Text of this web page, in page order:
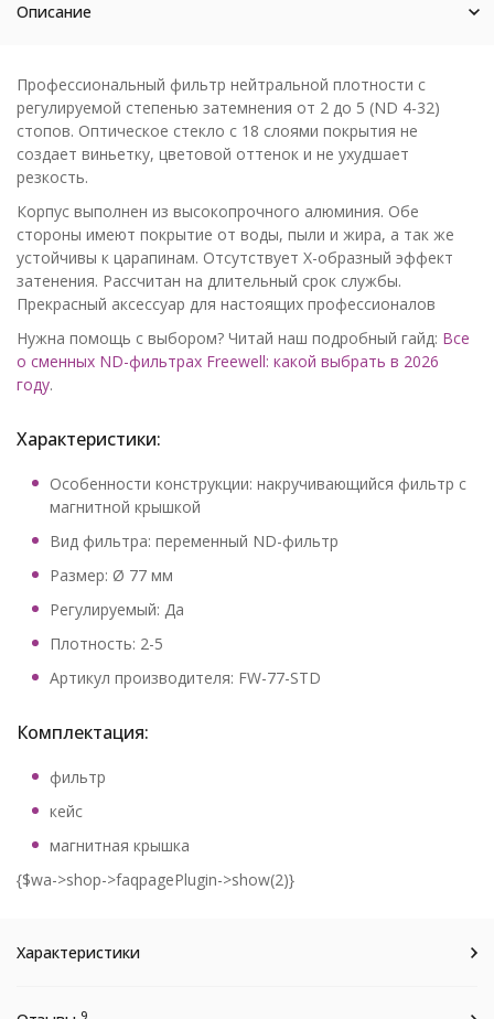
Описание
Профессиональный фильтр нейтральной плотности с
регулируемой степенью затемнения от 2 до 5 (ND 4-32)
стопов. Оптическое стекло с 18 слоями покрытия не
создает виньетку, цветовой оттенок и не ухудшает
резкость.
Корпус выполнен из высокопрочного алюминия. Обе
стороны имеют покрытие от воды, пыли и жира, а так же
устойчивы к царапинам. Отсутствует Х-образный эффект
затенения. Рассчитан на длительный срок службы.
Прекрасный аксессуар для настоящих профессионалов
Нужна помощь с выбором? Читай наш подробный гайд: Все
о сменных ND-фильтрах Freewell: какой выбрать в 2026
году.
Характеристики:
Особенности конструкции: накручивающийся фильтр с
магнитной крышкой
Вид фильтра: переменный ND-фильтр
Размер: Ø 77 мм
Регулируемый: Да
Плотность: 2-5
Артикул производителя: FW-77-STD
Комплектация:
фильтр
кейс
магнитная крышка
{$wa->shop->faqpagePlugin->show(2)}
Характеристики
9